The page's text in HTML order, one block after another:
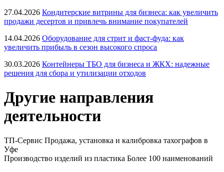
27.04.2026 Кондитерские витрины для бизнеса: как увеличить
продажи десертов и привлечь внимание покупателей
14.04.2026 Оборудование для стрит и фаст-фуда: как
увеличить прибыль в сезон высокого спроса
30.03.2026 Контейнеры ТБО для бизнеса и ЖКХ: надежные
решения для сбора и утилизации отходов
Другие направления
деятельности
ТП-Сервис Продажа, установка и калибровка тахографов в
Уфе
Производство изделий из пластика Более 100 наименований